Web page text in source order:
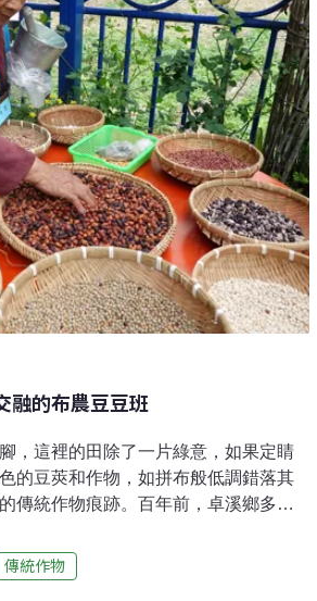
人與土地的互動，呈現部落族人真實
融的布農豆豆班
，這裡的田除了一片綠意，如果定睛
的豆莢和作物，如拼布般低調錯落其
傳統作物痕跡。百年前，卓溪鄉多個
塊菜園、水田旁的畸零地、田埂，撒
，他們傳承布農族和大自然共處的精
傳統作物